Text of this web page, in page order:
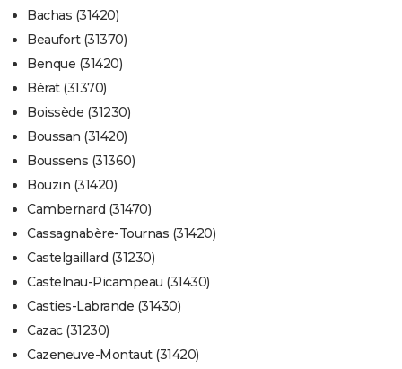
Bachas (31420)
Beaufort (31370)
Benque (31420)
Bérat (31370)
Boissède (31230)
Boussan (31420)
Boussens (31360)
Bouzin (31420)
Cambernard (31470)
Cassagnabère-Tournas (31420)
Castelgaillard (31230)
Castelnau-Picampeau (31430)
Casties-Labrande (31430)
Cazac (31230)
Cazeneuve-Montaut (31420)